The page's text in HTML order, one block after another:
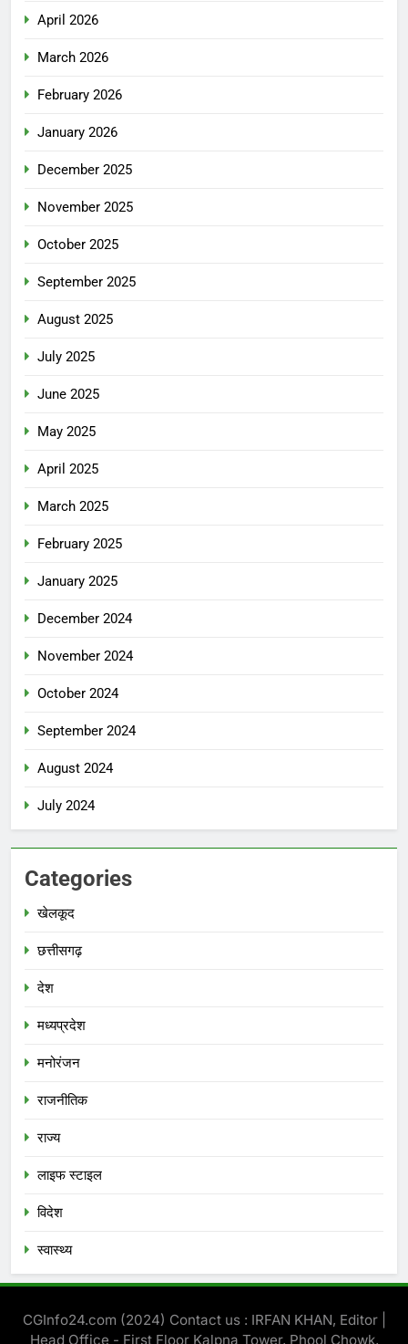
April 2026
March 2026
February 2026
January 2026
December 2025
November 2025
October 2025
September 2025
August 2025
July 2025
June 2025
May 2025
April 2025
March 2025
February 2025
January 2025
December 2024
November 2024
October 2024
September 2024
August 2024
July 2024
Categories
खेलकूद
छत्तीसगढ़
देश
मध्‍यप्रदेश
मनोरंजन
राजनीतिक
राज्य
लाइफ स्टाइल
विदेश
स्‍वास्‍थ्‍य
CGInfo24.com (2024) Contact us : IRFAN KHAN, Editor |
Head Office - First Floor Kalpna Tower, Phool Chowk,